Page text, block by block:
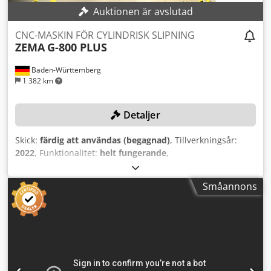
SUPFINA, eller med räfflingsutrustning för gummi- eller
plastvalsar. Cedpfx Aeu U Ewgjqqeha
Auktionen är avslutad
Baden-Württemberg
1 382 km
CNC-MASKIN FÖR CYLINDRISK SLIPNING
ZEMA G-800 PLUS
Detaljer
Skick: färdig att användas (begagnad), Tillverkningsår:
2022, Funktionalitet: helt fungerande,
OE-70109
760 mm, slipspindelhastighet:2 200 varv/min, maximal
arbetsstyckespindelhastighet:
500 varv/min, klämlängd:
2 600 mm
reservationspris – garanterad försäljning till högsta bud!
TEKNISKA DETALJER Max. slipspindelvarvtal: 2 200 v/min
Småannons